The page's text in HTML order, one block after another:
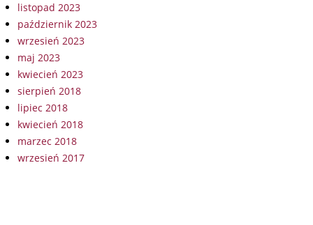
listopad 2023
październik 2023
wrzesień 2023
maj 2023
kwiecień 2023
sierpień 2018
lipiec 2018
kwiecień 2018
marzec 2018
wrzesień 2017